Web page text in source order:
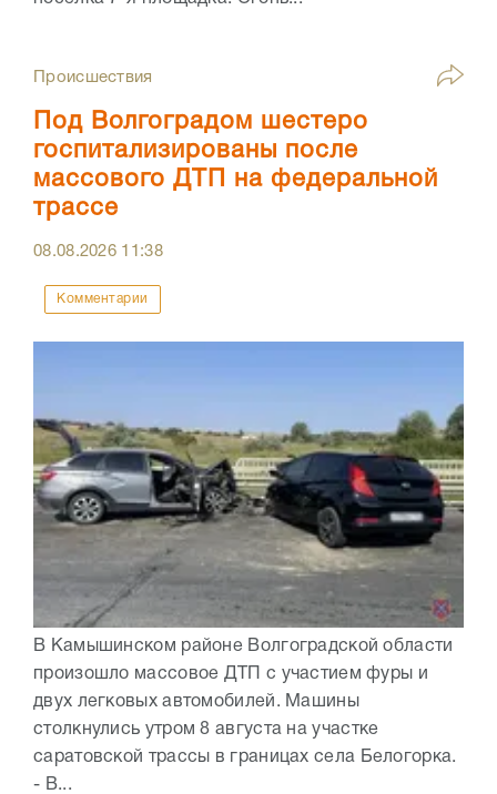
Происшествия
Под Волгоградом шестеро
госпитализированы после
массового ДТП на федеральной
трассе
08.08.2026 11:38
Комментарии
В Камышинском районе Волгоградской области
произошло массовое ДТП с участием фуры и
двух легковых автомобилей. Машины
столкнулись утром 8 августа на участке
саратовской трассы в границах села Белогорка.
- В...